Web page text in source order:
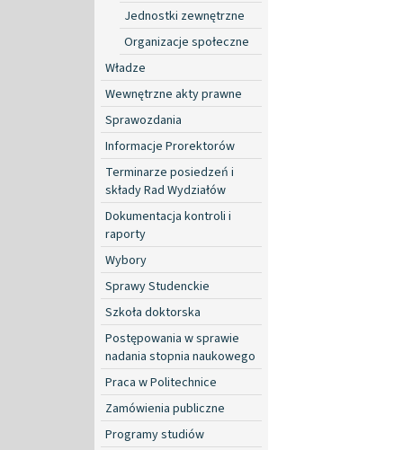
Jednostki zewnętrzne
Organizacje społeczne
Władze
Wewnętrzne akty prawne
Sprawozdania
Informacje Prorektorów
Terminarze posiedzeń i
składy Rad Wydziałów
Dokumentacja kontroli i
raporty
Wybory
Sprawy Studenckie
Szkoła doktorska
Postępowania w sprawie
nadania stopnia naukowego
Praca w Politechnice
Zamówienia publiczne
Programy studiów